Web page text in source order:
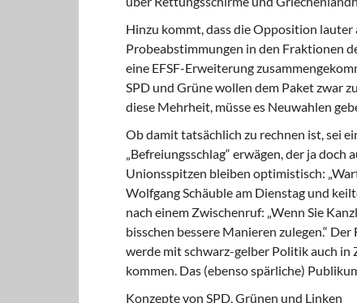
Hinzu kommt, dass die Opposition
Probeabstimmungen in den Fraktionen
eine EFSF-Erweiterung
SPD und Grüne wollen dem Paket zwar
diese Mehrheit, müsse es Neuwahlen
Ob damit tatsächlich zu rechnen ist, sei
„Befreiungsschlag“ erwägen, der ja
Unionsspitzen bleiben optimistisch:
Wolfgang Schäuble am Dienstag und
nach einem Zwischenruf: „Wenn Sie
bisschen bessere Manieren zulegen.“
werde mit schwarz-gelber Politik auch in
kommen. Das (ebenso spärliche)
Konzepte von SPD, Grünen und Linken